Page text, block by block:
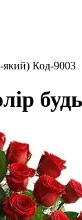
який) Код-9003